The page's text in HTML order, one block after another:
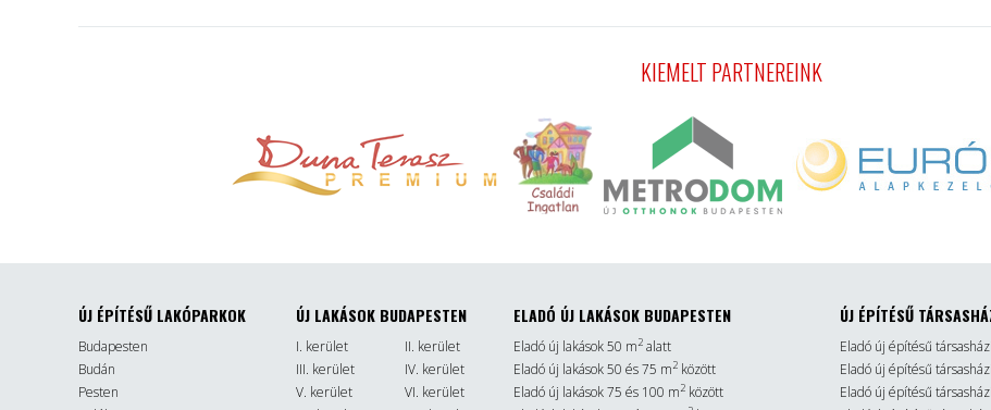
KIEMELT PARTNEREINK
ÚJ ÉPÍTÉSŰ LAKÓPARKOK
Budapesten
Budán
Pesten
ÚJ LAKÁSOK BUDAPESTEN
I. kerület
II. kerület
III. kerület
IV. kerület
V. kerület
VI. kerület
ELADÓ ÚJ LAKÁSOK BUDAPESTEN
Eladó új lakások 50 m2 alatt
Eladó új lakások 50 és 75 m2 között
Eladó új lakások 75 és 100 m2 között
ÚJ ÉPÍTÉSŰ
Eladó új építésű
Eladó új építésű
Eladó új építésű